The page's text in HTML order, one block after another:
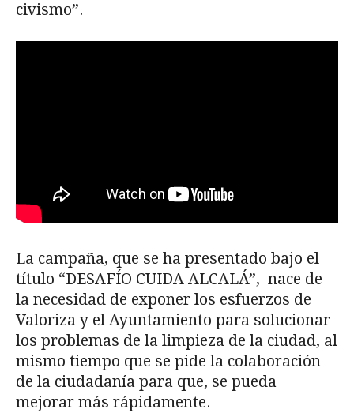
civismo”.
La campaña, que se ha presentado bajo el
título “DESAFÍO CUIDA ALCALÁ”, nace de
la necesidad de exponer los esfuerzos de
Valoriza y el Ayuntamiento para solucionar
los problemas de la limpieza de la ciudad, al
mismo tiempo que se pide la colaboración
de la ciudadanía para que, se pueda
mejorar más rápidamente.